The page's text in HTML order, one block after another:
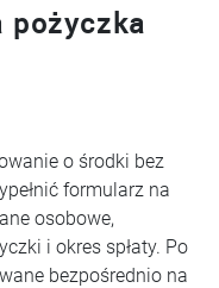
pożyczka
o środki bez
formularz na
osobowe,
i okres spłaty. Po
bezpośrednio na